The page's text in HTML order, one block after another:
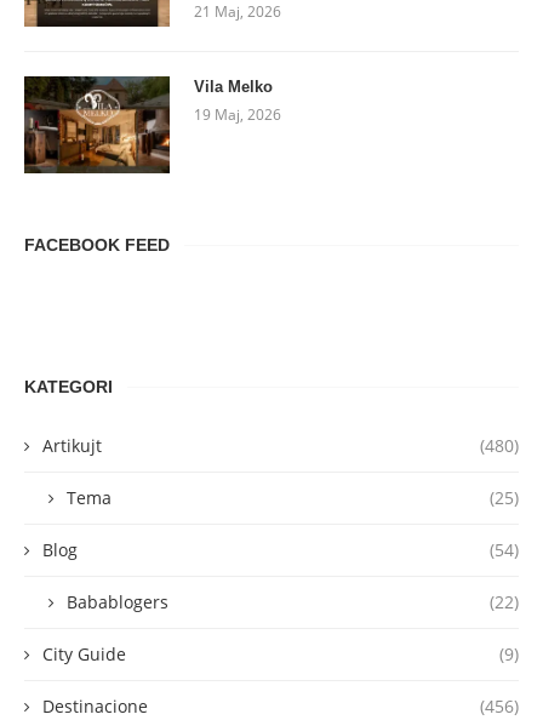
21 Maj, 2026
Vila Melko
19 Maj, 2026
FACEBOOK FEED
KATEGORI
Artikujt (480)
Tema (25)
Blog (54)
Babablogers (22)
City Guide (9)
Destinacione (456)